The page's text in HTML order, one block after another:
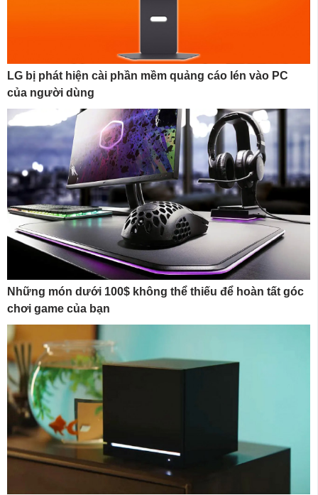
LG bị phát hiện cài phần mềm quảng cáo lén vào PC
của người dùng
Những món dưới 100$ không thể thiếu để hoàn tất góc
chơi game của bạn